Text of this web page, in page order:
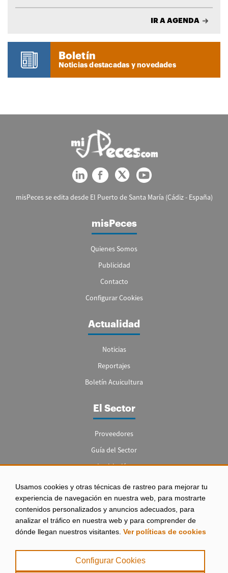
Usamos cookies y otras técnicas de rastreo para mejorar tu
experiencia de navegación en nuestra web, para mostrarte
contenidos personalizados y anuncios adecuados, para
analizar el tráfico en nuestra web y para comprender de
dónde llegan nuestros visitantes. Ver políticas de cookies
Configurar Cookies
IR A AGENDA
Boletín
Noticias destacadas y novedades
misPeces se edita desde El Puerto de Santa María (Cádiz - España)
misPeces
Quienes Somos
Publicidad
Contacto
Configurar Cookies
Actualidad
Noticias
Reportajes
Boletín Acuicultura
El Sector
Proveedores
Guía del Sector
Legislación
Empleo
Aviso legal
|
Política de Privacidad